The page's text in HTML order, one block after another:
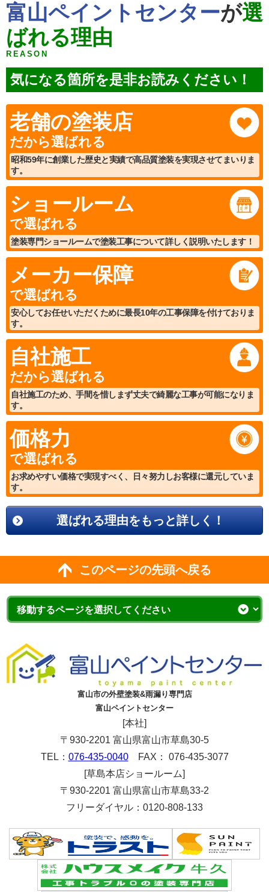
富山ペイントセンターが選
ばれる理由
REASON
気になる箇所を是非お読みください！
老舗の塗装店
だから選ばれる
昭和59年に創業した歴史と実績で高品質塗装を実現させてまいりま
す。
ショールーム
で選ばれる
塗装専門ショールームで塗装工事について詳しく説明いたします！
メーカー保障
で選ばれる
安心してお任せいただくために最長10年の工事保障を付けておりま
す。
自社施工
だから選ばれる
自社施工のため、手間を惜しまず丈夫で綺麗な工事が可能になりま
す。
価格力
で選ばれる
お求めやすい価格で実現すべく、日々努力しお客様に還元していま
す。
選ばれる理由をもっと詳しく！
このページの先頭へ戻る
富山市の外壁塗装&雨漏り専門店
富山ペイントセンター
[本社]
〒930-2201 富山県富山市草島30-5
TEL： 076-435-0040FAX： 076-435-3077
[草島本店ショールーム]
〒930-2201 富山県富山市草島33-2
フリーダイヤル：0120-808-133